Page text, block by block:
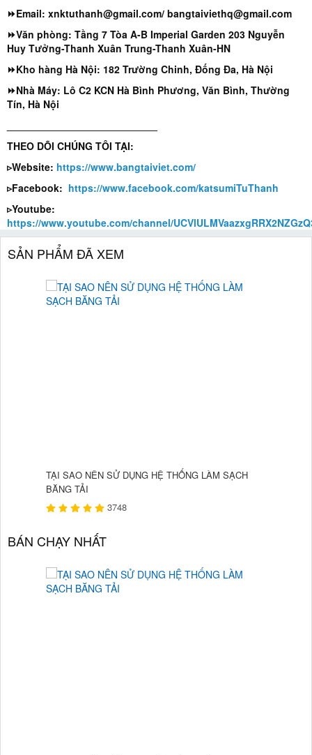
⏩Email: xnktuthanh@gmail.com/ bangtaiviethq@gmail.com
⏩Văn phòng: Tầng 7 Tòa A-B Imperial Garden 203 Nguyễn
Huy Tưởng-Thanh Xuân Trung-Thanh Xuân-HN
⏩Kho hàng Hà Nội: 182 Trường Chinh, Đống Đa, Hà Nội
⏩Nhà Máy: Lô C2 KCN Hà Bình Phương, Văn Bình, Thường
Tín, Hà Nội
THEO DÕI CHÚNG TÔI TẠI:
▹Website: https://www.bangtaiviet.com/
▹Facebook: https://www.facebook.com/katsumiTuThanh
▹Youtube:
https://www.youtube.com/channel/
SẢN PHẨM ĐÃ XEM
TẠI SAO NÊN SỬ DỤNG HỆ THỐNG LÀM SẠCH
BĂNG TẢI
3748
BÁN CHẠY NHẤT